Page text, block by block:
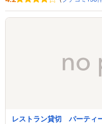
レストラン貸切 パーテ